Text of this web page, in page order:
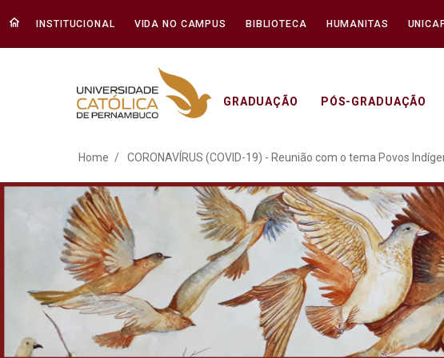
INSTITUCIONAL VIDA NO CAMPUS BIBLIOTECA HUMANITAS
GRADUAÇÃO PÓS-GRADUAÇÃO
CORONAVÍRUS (COVID-
Home CORONAVÍRUS (COVID-19) - Reunião com o tema Povos